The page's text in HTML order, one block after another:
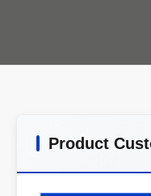
Product